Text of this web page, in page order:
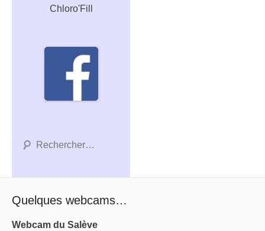
Chloro'Fill
Recherche
Quelques webcams…
Webcam du Salève